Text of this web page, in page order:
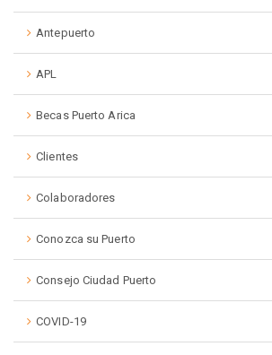
Antepuerto
APL
Becas Puerto Arica
Clientes
Colaboradores
Conozca su Puerto
Consejo Ciudad Puerto
COVID-19